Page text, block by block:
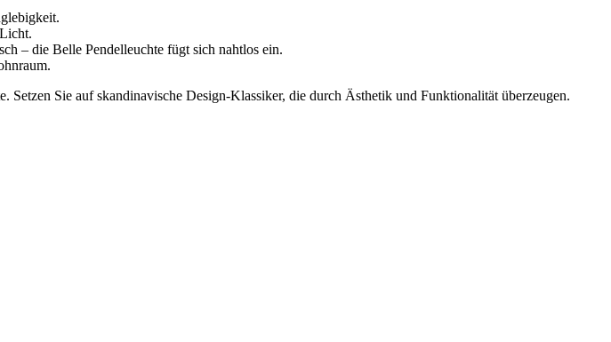
– die Belle Pendelleuchte fügt sich nahtlos ein.
Sie auf skandinavische Design-Klassiker, die durch Ästhetik und Funktionalität überzeugen.